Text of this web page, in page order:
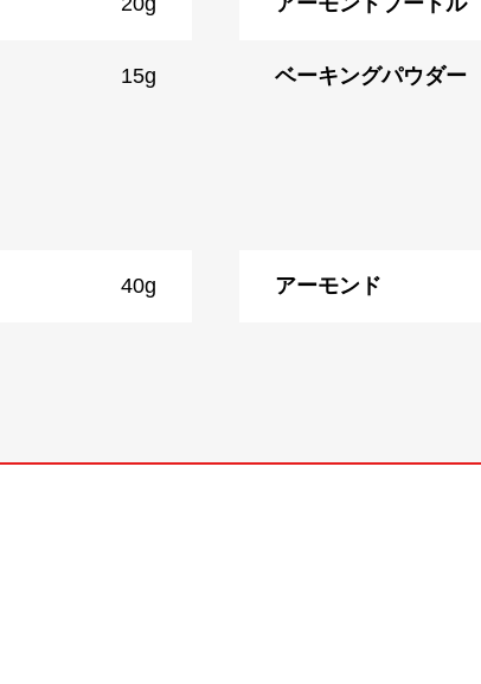
15g ベーキングパウダー
40g アーモンド